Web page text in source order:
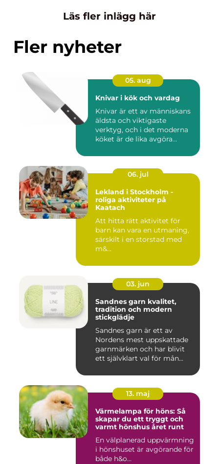
Läs fler inlägg här
Fler nyheter
05. aug
Knivar i kök och vardag
Knivar är ett av människans
äldsta och viktigaste
verktyg, och i det moderna
köket är de lika avgöra...
06. jul
Lekland i Stockholm -
roliga aktiviteter på
Kaatach
Att hitta rätt aktivitet för
barn kan vara en utmaning,
särskilt i en storstad med
m&...
03. jun
Sandnes garn kvalitet,
tradition och modern
stickglädje
Sandnes garn är ett av
Nordens mest uppskattade
garnmärken och har blivit
ett självklart val för mån...
13. maj
Värmelampa för höns: Så
skapar du ett tryggt och
varmt hönshus året runt
En välplanerad uppvärmning
i hönshuset är avgörande för
både h&o...